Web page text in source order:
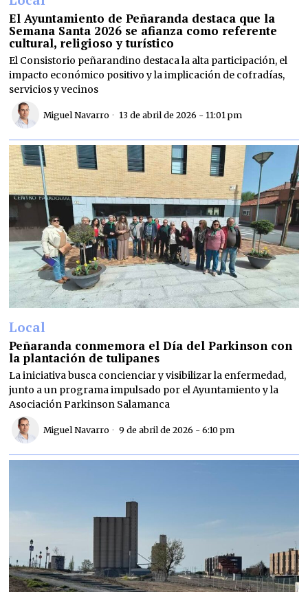
El Ayuntamiento de Peñaranda destaca que la
Semana Santa 2026 se afianza como referente
cultural, religioso y turístico
El Consistorio peñarandino destaca la alta participación, el
impacto económico positivo y la implicación de cofradías,
servicios y vecinos
Miguel Navarro 13 de abril de 2026 - 11:01 pm
Local
Peñaranda conmemora el Día del Parkinson con
la plantación de tulipanes
La iniciativa busca concienciar y visibilizar la enfermedad,
junto a un programa impulsado por el Ayuntamiento y la
Asociación Parkinson Salamanca
Miguel Navarro 9 de abril de 2026 - 6:10 pm